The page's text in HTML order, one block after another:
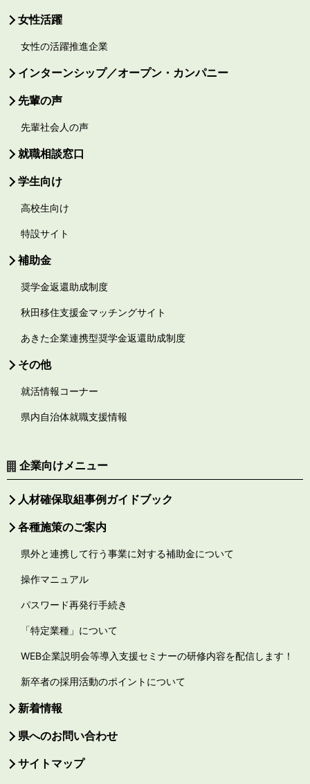
女性活躍
女性の活躍推進企業
インターンシップ／オープン・カンパニー
先輩の声
先輩社会人の声
就職相談窓口
学生向け
高校生向け
特設サイト
補助金
奨学金返還助成制度
秋田移住支援金マッチングサイト
あきた企業連携型奨学金返還助成制度
その他
就活情報コーナー
県内自治体就職支援情報
企業向けメニュー
人材確保取組事例ガイドブック
各種施策のご案内
県外と連携して行う事業に対する補助金について
操作マニュアル
パスワード再発行手続き
「特定業種」について
WEB企業説明会等導入支援セミナーの研修内容を配信します！
新卒者の採用活動のポイントについて
新着情報
県へのお問い合わせ
サイトマップ